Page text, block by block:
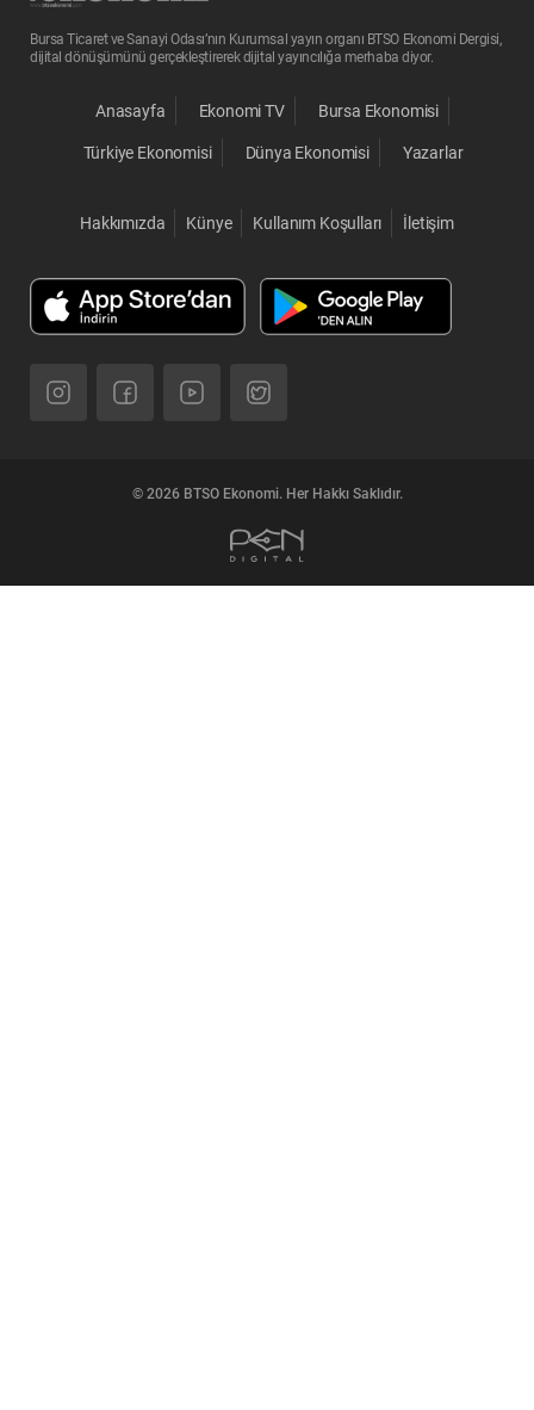
Bursa Ticaret ve Sanayi Odası’nın Kurumsal yayın organı BTSO Ekonomi Dergisi,
dijital dönüşümünü gerçekleştirerek dijital yayıncılığa merhaba diyor.
Anasayfa Ekonomi TV Bursa Ekonomisi
Türkiye Ekonomisi Dünya Ekonomisi Yazarlar
Hakkımızda Künye Kullanım Koşulları İletişim
© 2026 BTSO Ekonomi. Her Hakkı Saklıdır.